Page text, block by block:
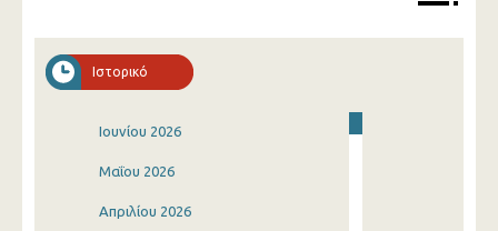
Ιστορικό
Ιουνίου 2026
Μαΐου 2026
Απριλίου 2026